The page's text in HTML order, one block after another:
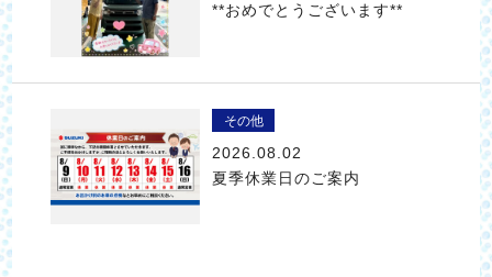
**おめでとうございます**
その他
2026.08.02
夏季休業日のご案内